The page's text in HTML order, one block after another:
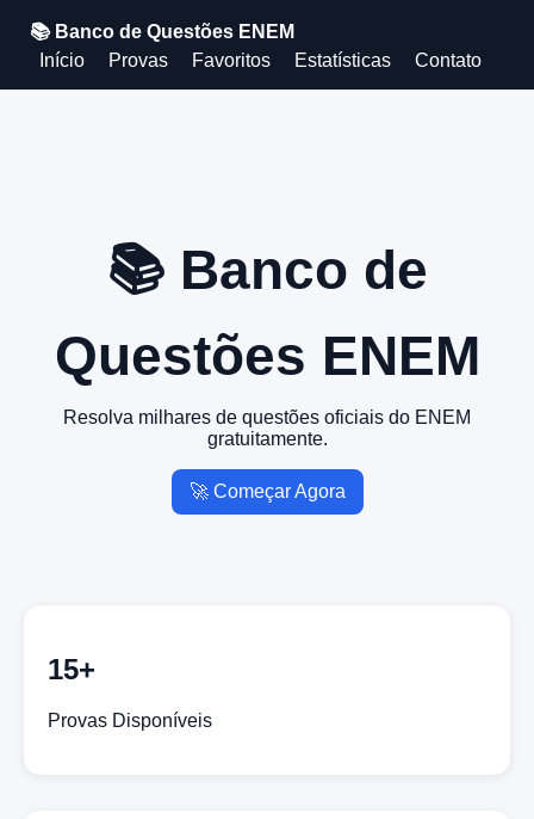
📚 Banco de Questões ENEM
Início
Provas Favoritos Estatísticas Contato
📚 Banco de
Questões ENEM
Resolva milhares de questões oficiais do ENEM
gratuitamente.
🚀 Começar Agora
15+
Provas Disponíveis